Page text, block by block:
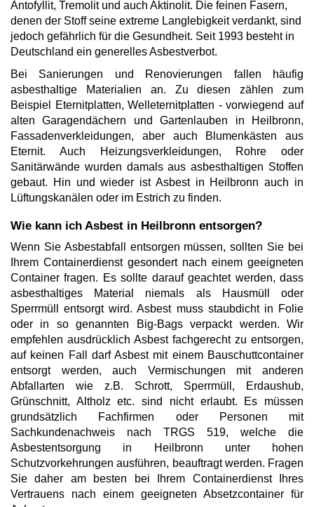
Antofyllit, Tremolit und auch Aktinolit. Die feinen Fasern,
denen der Stoff seine extreme Langlebigkeit verdankt, sind
jedoch gefährlich für die Gesundheit. Seit 1993 besteht in
Deutschland ein generelles Asbestverbot.
Bei Sanierungen und Renovierungen fallen häufig
asbesthaltige Materialien an. Zu diesen zählen zum
Beispiel Eternitplatten, Welleternitplatten - vorwiegend auf
alten Garagendächern und Gartenlauben in Heilbronn,
Fassadenverkleidungen, aber auch Blumenkästen aus
Eternit. Auch Heizungsverkleidungen, Rohre oder
Sanitärwände wurden damals aus asbesthaltigen Stoffen
gebaut. Hin und wieder ist Asbest in Heilbronn auch in
Lüftungskanälen oder im Estrich zu finden.
Wie kann ich Asbest in Heilbronn entsorgen?
Wenn Sie Asbestabfall entsorgen müssen, sollten Sie bei
Ihrem Containerdienst gesondert nach einem geeigneten
Container fragen. Es sollte darauf geachtet werden, dass
asbesthaltiges Material niemals als Hausmüll oder
Sperrmüll entsorgt wird. Asbest muss staubdicht in Folie
oder in so genannten Big-Bags verpackt werden. Wir
empfehlen ausdrücklich Asbest fachgerecht zu entsorgen,
auf keinen Fall darf Asbest mit einem Bauschuttcontainer
entsorgt werden, auch Vermischungen mit anderen
Abfallarten wie z.B. Schrott, Sperrmüll, Erdaushub,
Grünschnitt, Altholz etc. sind nicht erlaubt. Es müssen
grundsätzlich Fachfirmen oder Personen mit
Sachkundenachweis nach TRGS 519, welche die
Asbestentsorgung in Heilbronn unter hohen
Schutzvorkehrungen ausführen, beauftragt werden. Fragen
Sie daher am besten bei Ihrem Containerdienst Ihres
Vertrauens nach einem geeigneten Absetzcontainer für